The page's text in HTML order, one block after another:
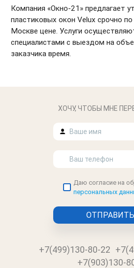
Компания «Окно-21» предлагает
пластиковых окон Velux срочно
Москве цене. Услуги
специалистами с выездом на
заказчика время.
ХОЧУ, ЧТОБЫ МНЕ
Даю согласие на
персональных
+7(499)130-80-22
+7(903)130-